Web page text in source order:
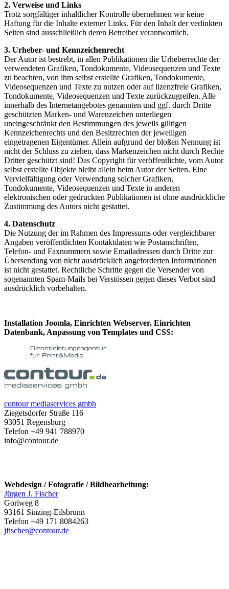
2. Verweise und Links
Trotz sorgfältiger inhaltlicher Kontrolle übernehmen wir keine
Haftung für die Inhalte externer Links. Für den Inhalt der verlinkten
Seiten sind ausschließlich deren Betreiber verantwortlich.
3. Urheber- und Kennzeichenrecht
Der Autor ist bestrebt, in allen Publikationen die Urheberrechte der
verwendeten Grafiken, Tondokumente, Videosequenzen und Texte
zu beachten, von ihm selbst erstellte Grafiken, Tondokumente,
Videosequenzen und Texte zu nutzen oder auf lizenzfreie Grafiken,
Tondokumente, Videosequenzen und Texte zurückzugreifen. Alle
innerhalb des Internetangebotes genannten und ggf. durch Dritte
geschützten Marken- und Warenzeichen unterliegen
uneingeschränkt den Bestimmungen des jeweils gültigen
Kennzeichenrechts und den Besitzrechten der jeweiligen
eingetragenen Eigentümer. Allein aufgrund der bloßen Nennung ist
nicht der Schluss zu ziehen, dass Markenzeichen nicht durch Rechte
Dritter geschützt sind! Das Copyright für veröffentlichte, vom Autor
selbst erstellte Objekte bleibt allein beim Autor der Seiten. Eine
Vervielfältigung oder Verwendung solcher Grafiken,
Tondokumente, Videosequenzen und Texte in anderen
elektronischen oder gedruckten Publikationen ist ohne ausdrückliche
Zustimmung des Autors nicht gestattet.
4. Datenschutz
Die Nutzung der im Rahmen des Impressums oder vergleichbarer
Angaben veröffentlichten Kontaktdaten wie Postanschriften,
Telefon- und Faxnummern sowie Emailadressen durch Dritte zur
Übersendung von nicht ausdrücklich angeforderten Informationen
ist nicht gestattet. Rechtliche Schritte gegen die Versender von
sogenannten Spam-Mails bei Verstössen gegen dieses Verbot sind
ausdrücklich vorbehalten.
Installation Joomla, Einrichten Webserver, Einrichten
Datenbank, Anpassung von Templates und CSS:
contour mediaservices gmbh
Ziegetsdorfer Straße 116
93051 Regensburg
Telefon +49 941 788970
info@contour.de
Webdesign / Fotografie / Bildbearbeitung:
Jürgen J. Fischer
Goriweg 8
93161 Sinzing-Eilsbrunn
Telefon +49 171 8084263
jfischer@contour.de